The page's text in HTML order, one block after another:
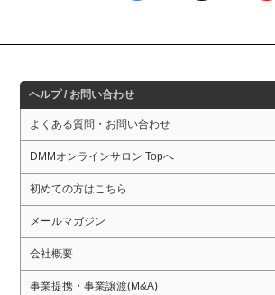
ヘルプ / お問い合わせ
よくある質問・お問い合わせ
DMMオンラインサロン Topへ
初めての方はこちら
メールマガジン
会社概要
事業提携・事業譲渡(M&A)